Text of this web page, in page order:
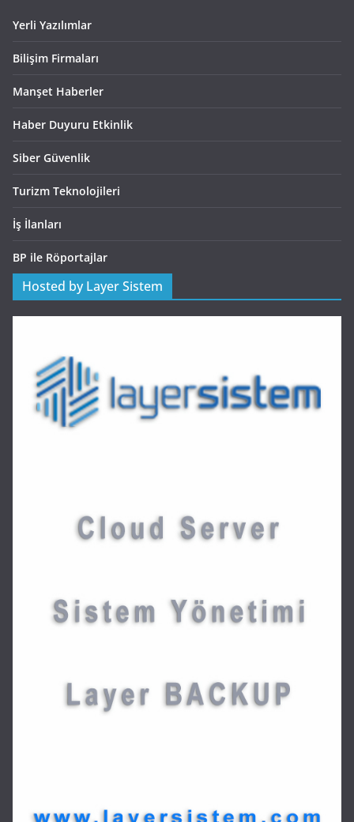
Yerli Yazılımlar
Bilişim Firmaları
Manşet Haberler
Haber Duyuru Etkinlik
Siber Güvenlik
Turizm Teknolojileri
İş İlanları
BP ile Röportajlar
Hosted by Layer Sistem